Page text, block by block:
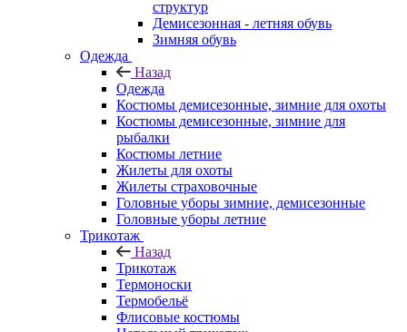
структур
Демисезонная - летняя обувь
Зимняя обувь
Одежда
Назад
Одежда
Костюмы демисезонные, зимние для охоты
Костюмы демисезонные, зимние для
рыбалки
Костюмы летние
Жилеты для охоты
Жилеты страховочные
Головные уборы зимние, демисезонные
Головные уборы летние
Трикотаж
Назад
Трикотаж
Термоноски
Термобельё
Флисовые костюмы